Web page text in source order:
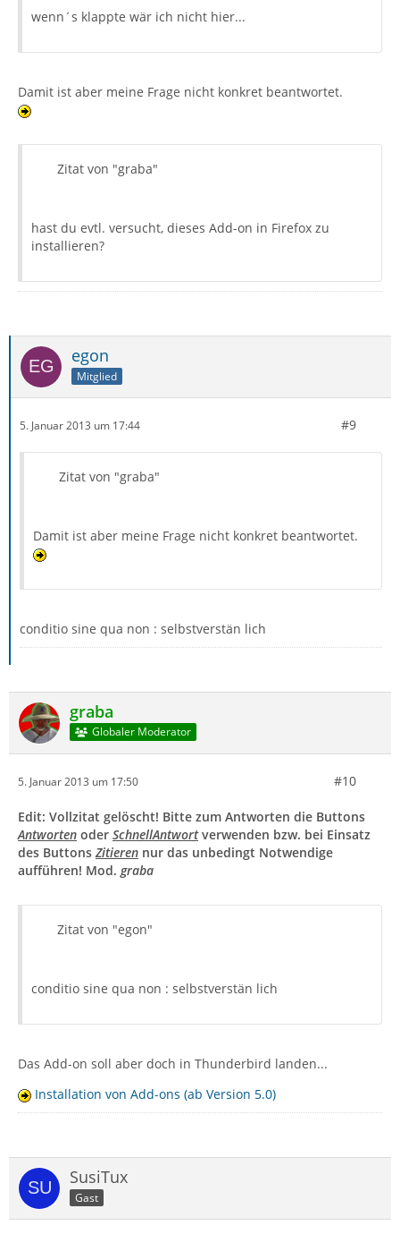
wenn´s klappte wär ich nicht hier...
Damit ist aber meine Frage nicht konkret beantwortet.
Zitat von "graba"
hast du evtl. versucht, dieses Add-on in Firefox zu
installieren?
egon
Mitglied
5. Januar 2013 um 17:44 #9
Zitat von "graba"
Damit ist aber meine Frage nicht konkret beantwortet.
conditio sine qua non : selbstverstän lich
graba
Globaler Moderator
5. Januar 2013 um 17:50 #10
Edit: Vollzitat gelöscht! Bitte zum Antworten die Buttons
Antworten oder SchnellAntwortverwenden bzw. bei Einsatz
des ButtonsZitieren nur das unbedingt Notwendige
aufführen! Mod. graba
Zitat von "egon"
conditio sine qua non : selbstverstän lich
Das Add-on soll aber doch in Thunderbird landen...
Installation von Add-ons (ab Version 5.0)
SusiTux
Gast